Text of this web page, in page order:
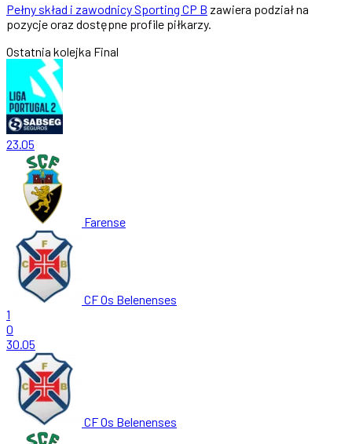
Pełny skład i zawodnicy Sporting CP B zawiera podział na
pozycje oraz dostępne profile piłkarzy.
Ostatnia kolejka Final
23.05
Farense
CF Os Belenenses
1
0
30.05
CF Os Belenenses